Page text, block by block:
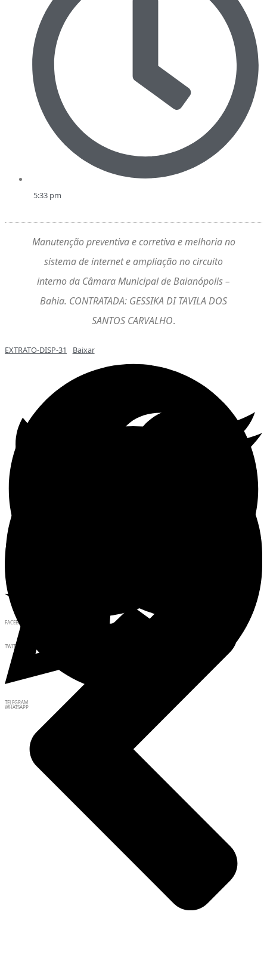
5:33 pm
Manutenção preventiva e corretiva e melhoria no
sistema de internet e ampliação no circuito
interno da Câmara Municipal de Baianópolis –
Bahia. CONTRATADA: GESSIKA DI TAVILA DOS
SANTOS CARVALHO.
EXTRATO-DISP-31 Baixar
FACEBOOK
TWITTER
WHATSAPP
TELEGRAM